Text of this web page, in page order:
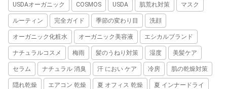
USDAオーガニック COSMOS USDA 肌荒れ対策 マスク
ルーティン 完全ガイド 季節の変わり目 洗顔
オーガニック化粧水 オーガニック美容液 エシカルブランド
ナチュラルコスメ 梅雨 髪のうねり対策 湿度 美髪ケア
セラム ナチュラル 消臭 汗 におい ケア 冷房 肌の乾燥対策
隠れ乾燥 エアコン 乾燥 夏 オフィス 乾燥 夏 インナードライ